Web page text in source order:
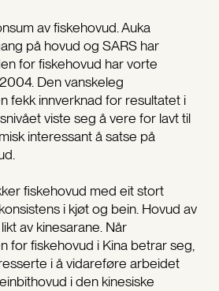
av fiskehovud. Auka
på hovud og SARS har
for fiskehovud har vorte
Den vanskeleg
fekk innverknad for resultatet i
viste seg å vere for lavt til
interessant å satse på
fiskehovud med eit stort
i kjøt og bein. Hovud av
av kinesarane. Når
for fiskehovud i Kina betrar seg,
i å vidareføre arbeidet
i den kinesiske